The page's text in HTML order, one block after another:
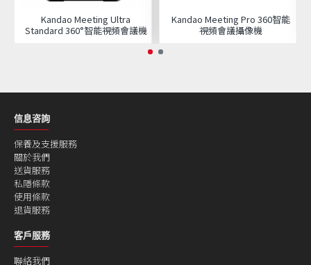
Kandao Meeting Ultra
Standard 360°智能視頻會議機
Kandao Meeting Pro 360智能
視頻會議攝像機
信息咨詢
保養及支援服務
關於我們
送貨服務
私隱條款
使用條款
退貨服務
客戶服務
聯絡我們